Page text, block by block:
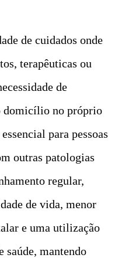
de cuidados onde
terapêuticas ou
de
domicílio no próprio
para pessoas
outras patologias
regular,
de vida, menor
e uma utilização
saúde, mantendo